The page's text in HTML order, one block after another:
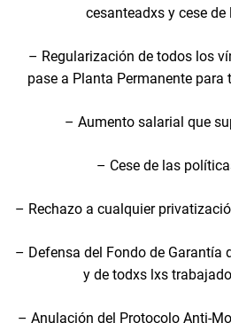
cesanteadxs y cese de
– Regularización de todos los
pase a Planta Permanente
– Aumento salarial que
– Cese de las
– Rechazo a cualquier
– Defensa del Fondo de Garantía
y de todxs lxs
– Anulación del Protocolo Anti-